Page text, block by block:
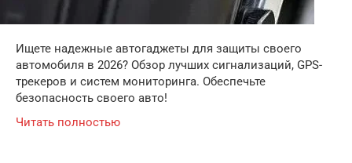
Ищете надежные автогаджеты для защиты своего
автомобиля в 2026? Обзор лучших сигнализаций, GPS-
трекеров и систем мониторинга. Обеспечьте
безопасность своего авто!
Читать полностью